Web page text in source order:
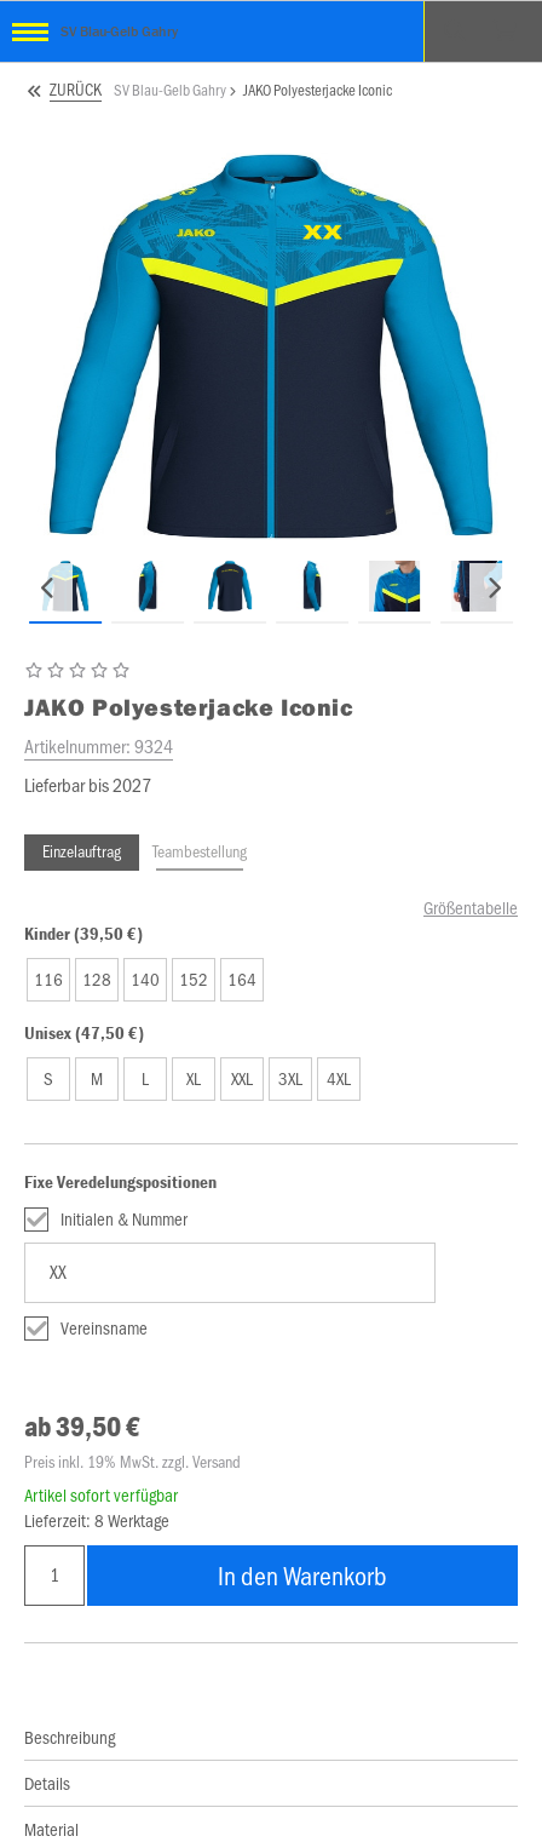
SV Blau-Gelb Gahry
ZURÜCK SV Blau-Gelb Gahry JAKO Polyesterjacke Iconic
JAKO Polyesterjacke Iconic
Artikelnummer:9324
Lieferbar bis 2027
Einzelauftrag Teambestellung
Größentabelle
Kinder (39,50 €)
116 128 140 152 164
Unisex (47,50 €)
S M L XL XXL 3XL 4XL
Fixe Veredelungspositionen
Initialen & Nummer
Vereinsname
ab 39,50 €
Preis inkl. 19% MwSt. zzgl. Versand
Artikel sofort verfügbar
Lieferzeit: 8 Werktage
In den Warenkorb
Beschreibung
Details
Material